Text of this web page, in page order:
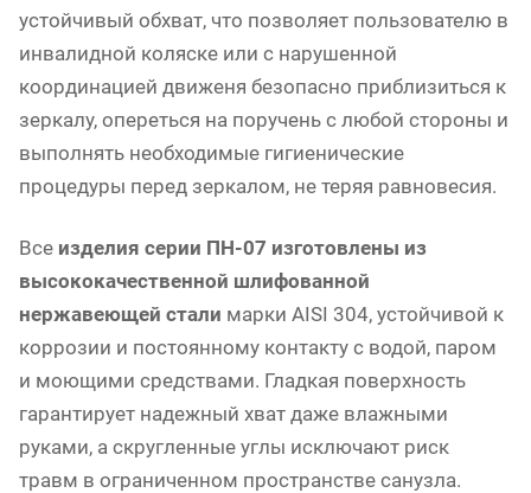
устойчивый обхват, что позволяет пользователю в
инвалидной коляске или с нарушенной
координацией движеня безопасно приблизиться к
зеркалу, опереться на поручень с любой стороны и
выполнять необходимые гигиенические
процедуры перед зеркалом, не теряя равновесия.
Все изделия серии ПН-07 изготовлены из
высококачественной шлифованной
нержавеющей стали марки AISI 304, устойчивой к
коррозии и постоянному контакту с водой, паром
и моющими средствами. Гладкая поверхность
гарантирует надежный хват даже влажными
руками, а скругленные углы исключают риск
травм в ограниченном пространстве санузла.